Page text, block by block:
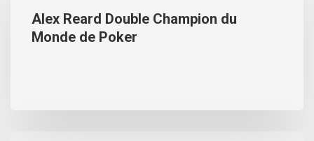
Alex Reard Double Champion du
Monde de Poker